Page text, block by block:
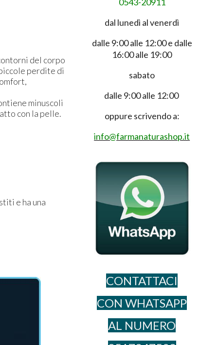
del corpo
perdite di
minuscoli
con la pelle.
e ha una
dal lunedì al venerdì
dalle 9:00 alle 12:00 e dalle
16:00 alle 19:00
sabato
dalle 9:00 alle 12:00
oppure scrivendo a:
info@farmanaturashop.it
CONTATTACI
CON WHATSAPP
AL NUME​RO